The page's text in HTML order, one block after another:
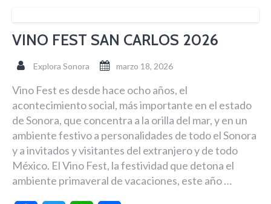
VINO FEST SAN CARLOS 2026
Explora Sonora marzo 18, 2026
Vino Fest es desde hace ocho años, el
acontecimiento social, más importante en el estado
de Sonora, que concentra a la orilla del mar, y en un
ambiente festivo a personalidades de todo el Sonora
y a invitados y visitantes del extranjero y de todo
México. El Vino Fest, la festividad que detona el
ambiente primaveral de vacaciones, este año …